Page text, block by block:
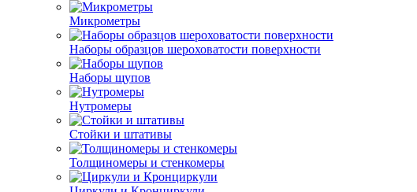
Микрометры
Наборы образцов шероховатости поверхности
Наборы щупов
Нутромеры
Стойки и штативы
Толщиномеры и стенкомеры